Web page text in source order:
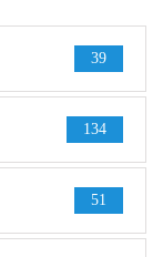
39
134
51